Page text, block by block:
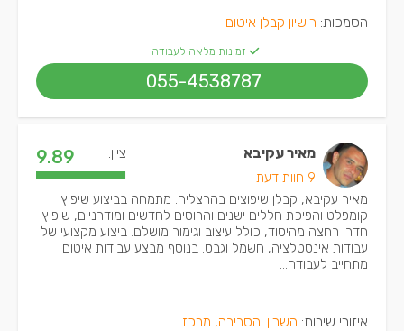
הסמכות: רישיון קבלן איטום
זמינות מלאה לעבודה
055-4538787
מאיר עקיבא
9 חוות דעת
ציון: 9.89
מאיר עקיבא, קבלן שיפוצים בהרצליה. מתמחה בביצוע שיפוץ
קומפלט והפיכת חללים ישנים והרוסים לחדשים ומודרניים, שיפוץ
חדרי רחצה מהיסוד, כולל עיצוב וגימור מושלם. ביצוע מקצועי של
עבודות אינסטלציה, חשמל וגבס. בנוסף מבצע עבודות איטום
מתחייב לעבודה...
איזורי שירות: השרון והסביבה, מרכז